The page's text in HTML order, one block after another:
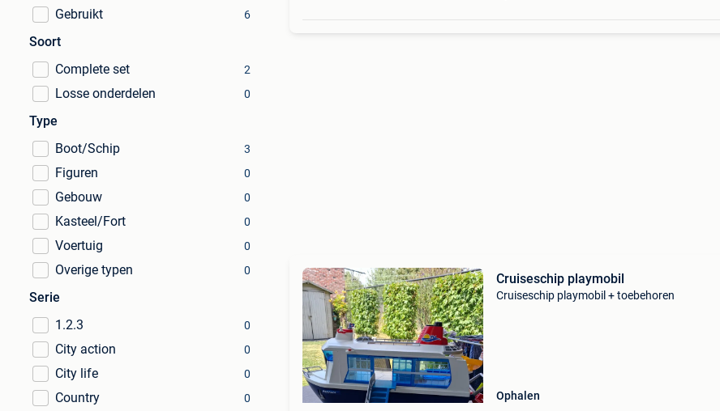
Gebruikt 6
Soort
Complete set
2
Losse onderdelen 0
Type
Boot/Schip
3
Figuren 0
Gebouw 0
Kasteel/Fort 0
Voertuig 0
Overige typen 0
Serie
1.2.3
0
City action 0
City life 0
Country 0
Cruiseschip playmobil
Cruiseschip playmobil + toebehoren
Ophalen